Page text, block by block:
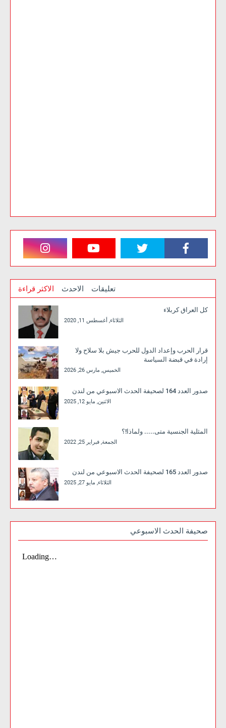
الاكثر قراءة الاحدث تعليقات
كل العراق كربلاء
الثلاثاء, أغسطس 11, 2020
قرار الحرب وإعداد الدول للحرب جيش بلا سلاح ولا
إرادة في قبضة السياسة
الخميس, مارس 26, 2026
صدور العدد 164 لصحيفة الحدث الاسبوعي من لندن
الاثنين, مايو 12, 2025
المثلية الجنسية متى..... ولماذا!؟
الجمعة, فبراير 25, 2022
صدور العدد 165 لصحيفة الحدث الاسبوعي من لندن
الثلاثاء, مايو 27, 2025
صحيفة الحدث الاسبوعي